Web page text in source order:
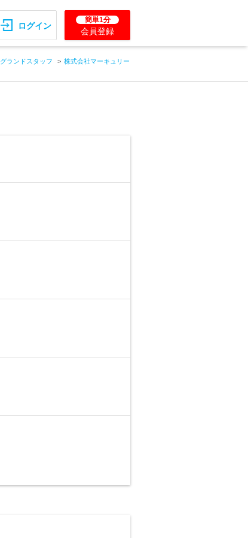
ログイン
簡単1分
会員登録
ランドスタッフ
株式会社マーキュリー